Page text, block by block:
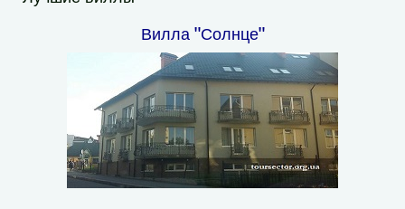
Вилла "Солнце"